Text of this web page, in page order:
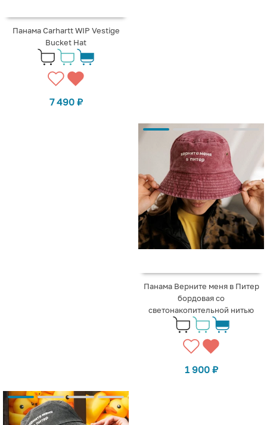
Панама Carhartt WIP Vestige
Bucket Hat
7 490 ₽
Панама Верните меня в Питер
бордовая со
светонакопительной нитью
1 900 ₽